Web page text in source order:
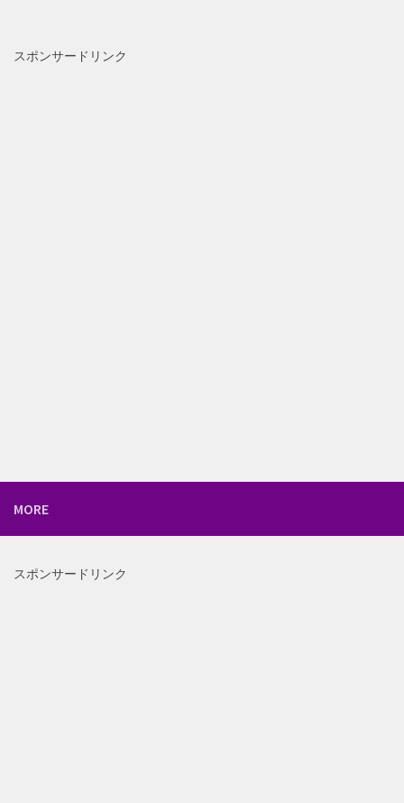
スポンサードリンク
MORE
スポンサードリンク